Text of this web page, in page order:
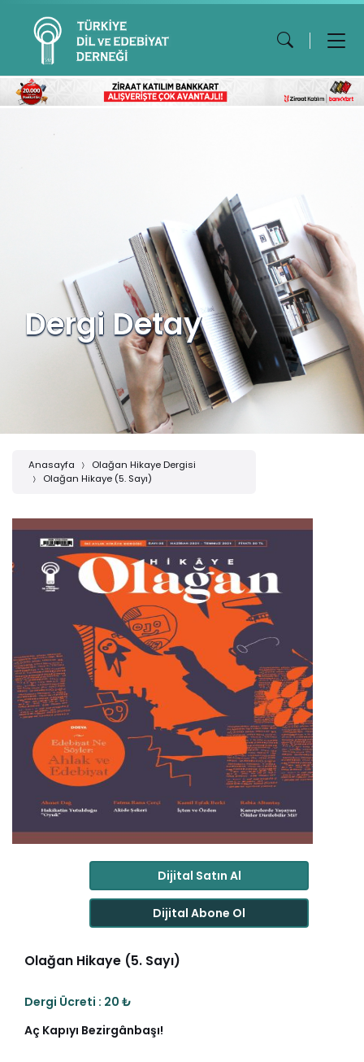
Dergi Detay
Anasayfa
Olağan Hikaye Dergisi
Olağan Hikaye (5. Sayı)
Dijital Satın Al
Dijital Abone Ol
Olağan Hikaye (5. Sayı)
Dergi Ücreti : 20 ₺
Aç Kapıyı Bezirgânbaşı!